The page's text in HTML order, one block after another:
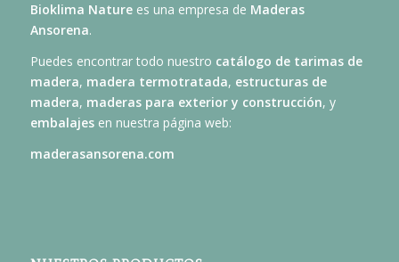
Bioklima Naturees una empresa de Maderas
Ansorena.
Puedes encontrar todo nuestro catálogo de tarimas de
madera, madera termotratada, estructuras de
madera, maderas para exterior y construcción, y
embalajesen nuestra página web:
maderasansorena.com